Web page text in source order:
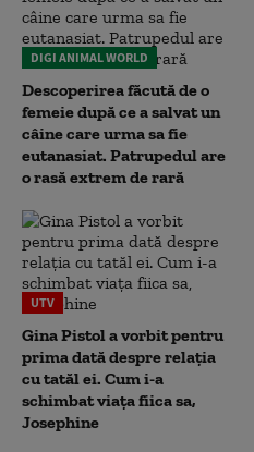
DIGI ANIMAL WORLD
Descoperirea făcută de o
femeie după ce a salvat un
câine care urma sa fie
eutanasiat. Patrupedul are
o rasă extrem de rară
UTV
Gina Pistol a vorbit pentru
prima dată despre relația
cu tatăl ei. Cum i-a
schimbat viața fiica sa,
Josephine